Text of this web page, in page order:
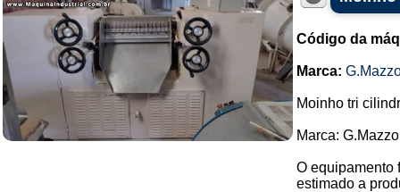
Código da
Marca:
Moinho tri
Marca:
O equipamento
estimado a